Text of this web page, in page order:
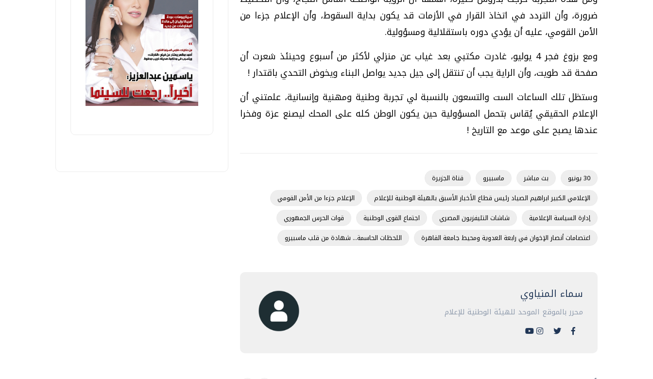
ضرورة، وأن التردد في اتخاذ القرار في الأزمات قد يكون بداية السقوط، وأن الإعلام جزءا من
الأمن القومي، عليه أن يؤدي دوره باستقلالية ومسؤولية.
ومع بزوغ فجر 4 يوليو، غادرت مكتبي بعد غياب عن منزلي لأكثر من أسبوع وحينئذ شعرت أن
صفحة قد طويت، وأن الراية يجب أن تنتقل إلى جيل جديد يواصل البناء ويخوض التحدي باقتدار !
وستظل تلك الساعات الست والتسعون بالنسبة لي تجربة وطنية ومهنية وإنسانية، علمتني أن
الإعلام الحقيقي يُقاس بتحمل المسؤولية حين يكون الوطن كله على المحك ليصنع عزة وفخرا
عندها يصبح على موعد مع التاريخ !
30 يونيو بث مباشر ماسبيرو
قناة الجزيرة
الإعلامي الكبير ابراهيم الصياد رئيس قطاع الأخبار الأسبق بالهيئة الوطنية للإعلام
الإعلام جزءا من الأمن القومي
إدارة السياسة الإعلامية
شاشات التليفزيون المصري اجتماع القوى الوطنية
قوات الحرس الجمهوري
اعتصامات أنصار الإخوان في رابعة العدوية ومحيط جامعة القاهرة
اللحظات الحاسمة... شهادة من قلب ماسبيرو
سماء المنياوي
محرر بالموقع الموحد للهيئة الوطنية للإعلام